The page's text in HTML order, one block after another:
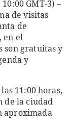
GMT-3) –
de visitas
de
en el
son gratuitas y
y
11:00 horas,
de la ciudad
aproximada